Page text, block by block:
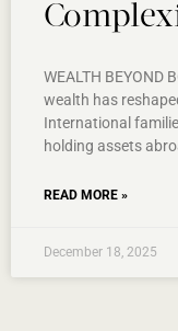
WEALTH BEYOND
wealth has
International
holding assets
READ MORE »
December 18, 2025